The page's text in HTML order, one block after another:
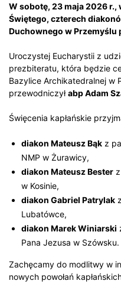
W sobotę, 23 maja 2026 r.,
Świętego, czterech
Duchownego w Przemyślu
Uroczystej Eucharystii z
prezbiteratu, która będzie
Bazylice Archikatedralnej w
przewodniczyłabp Adam
Święcenia kapłańskie
diakon Mateusz Bąk z
NMP w Żurawicy,
diakon Mateusz Bester
w Kosinie,
diakon Gabriel Patrylak
Lubatówce,
diakon Marek Winiarski
Pana Jezusa w Szówsku.
Zachęcamy do modlitwy w
nowych powołań